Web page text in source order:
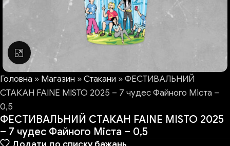
Натисніть, щоб збільшити
Головна » Магазин »Стакани »ФЕСТИВАЛЬНИЙ
СТАКАН FAINE MISTO 2025 – 7 чудес Файного Міста –
0,5
ФЕСТИВАЛЬНИЙ СТАКАН FAINE MISTO 2025
– 7 чудес Файного Міста – 0,5